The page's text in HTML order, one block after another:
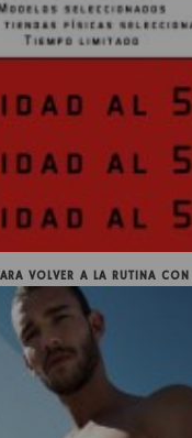
VOLVER A LA RUTINA